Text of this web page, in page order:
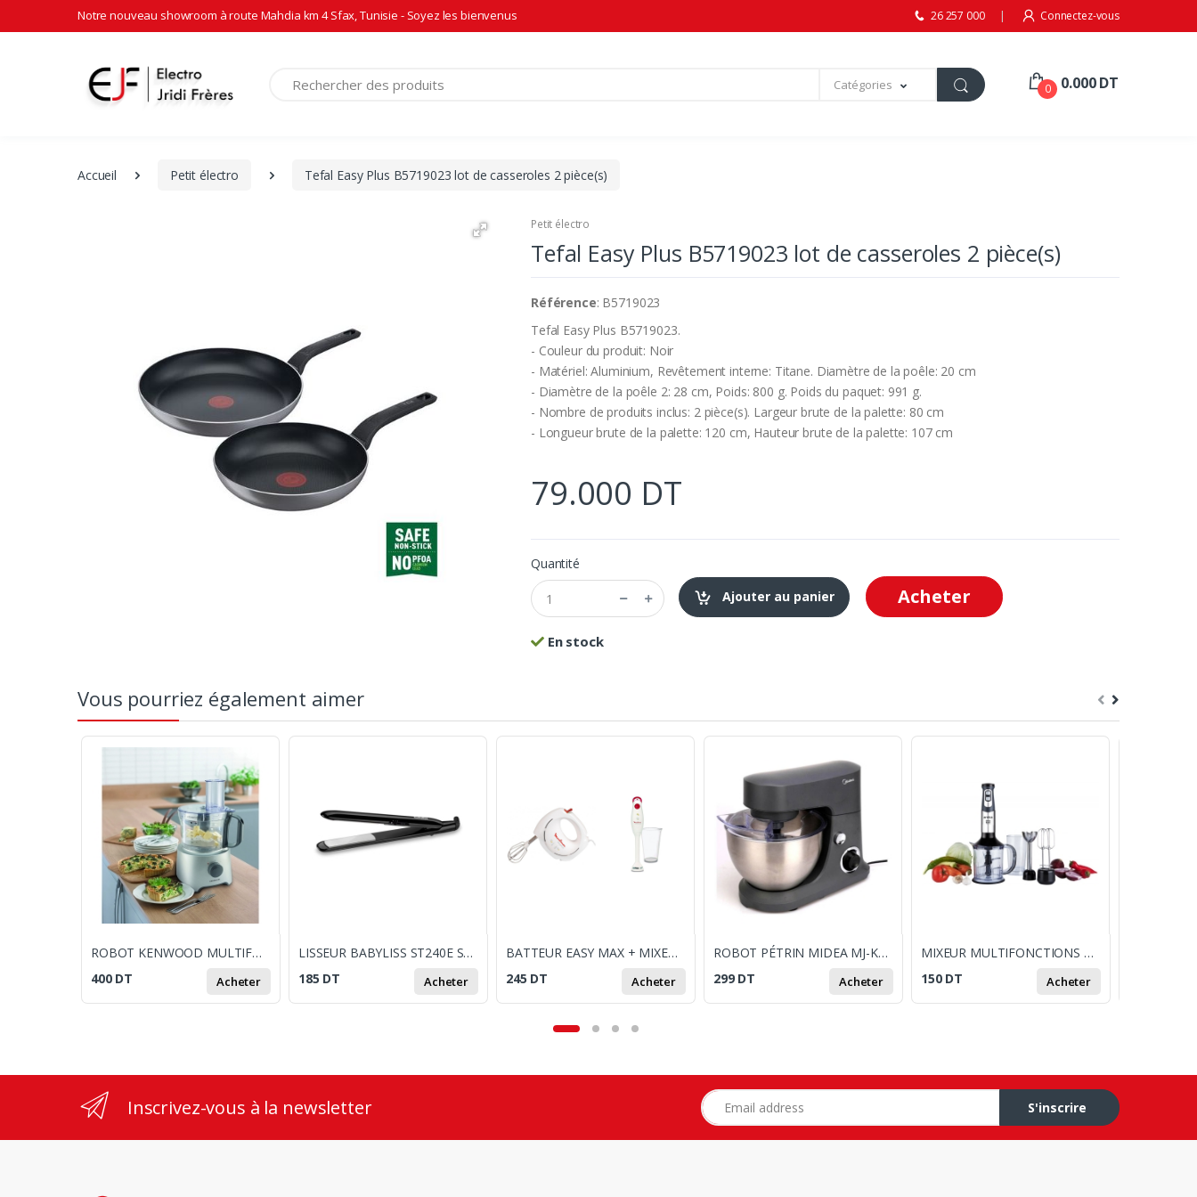
Notre nouveau showroom à route Mahdia km 4 Sfax, Tunisie - Soyez les bienvenus 26 257 000 Connectez-vous
Catégories 0 0.000 DT
Accueil Petit électro Tefal Easy Plus B5719023 lot de casseroles 2 pièce(s)
Petit électro
Tefal Easy Plus B5719023 lot de casseroles 2 pièce(s)
Référence: B5719023
Tefal Easy Plus B5719023.
- Couleur du produit: Noir
- Matériel: Aluminium, Revêtement interne: Titane. Diamètre de la poêle: 20 cm
- Diamètre de la poêle 2: 28 cm, Poids: 800 g. Poids du paquet: 991 g.
- Nombre de produits inclus: 2 pièce(s). Largeur brute de la palette: 80 cm
- Longueur brute de la palette: 120 cm, Hauteur brute de la palette: 107 cm
79.000 DT
Quantité
Ajouter au panier
Acheter
En stock
Vous pourriez également aimer
ROBOT KENWOOD MULTIFONCTION MULTIPRO COMPACT FDP302SI / 800W
400 DT Acheter
LISSEUR BABYLISS ST240E SMOOTH GLIDE 230
185 DT Acheter
BATTEUR EASY MAX + MIXEUR PLONGEANT MOULINEX
245 DT Acheter
ROBOT PÉTRIN MIDEA MJ-KM6001W 600W - NOIR
299 DT Acheter
MIXEUR MULTIFONCTIONS ARNICA GH21592 / 1200W / ARGENT
150 DT Acheter
Inscrivez-vous à la newsletter Adresse e-mail
S'inscrire